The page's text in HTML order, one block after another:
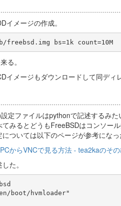
イメージの作成。
# dd if=/dev/zero of=/pub/freebsd.img bs=1k count=10M
る。
イメージもダウンロードして同ディ
定ファイルはpythonで記述するみ
みるとどうもFreeBSDはコンソー
ついては以下のページが参考になっ
からVNCで見る方法 - tea2kaのそ
た。
boot/hvmloader"